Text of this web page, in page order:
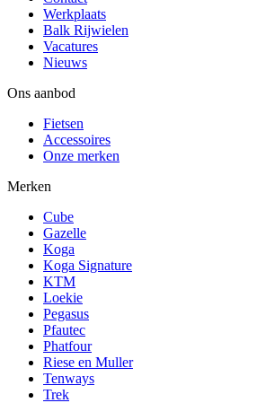
Werkplaats
Balk Rijwielen
Vacatures
Nieuws
Ons aanbod
Fietsen
Accessoires
Onze merken
Merken
Cube
Gazelle
Koga
Koga Signature
KTM
Loekie
Pegasus
Pfautec
Phatfour
Riese en Muller
Tenways
Trek